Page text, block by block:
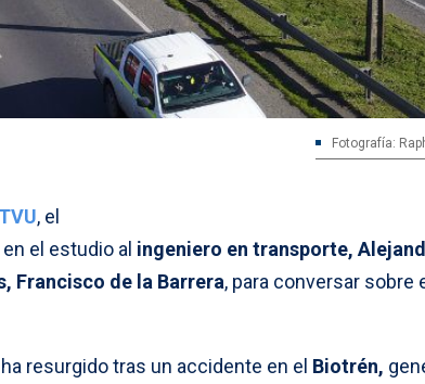
Fotografía:
, el
el estudio al ingeniero en transporte,
Francisco de la Barrera, para conversar sobre
ha resurgido tras un accidente en el Biotrén,